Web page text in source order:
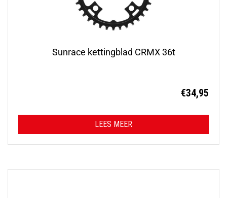
Sunrace kettingblad CRMX 36t
€34,95
LEES MEER